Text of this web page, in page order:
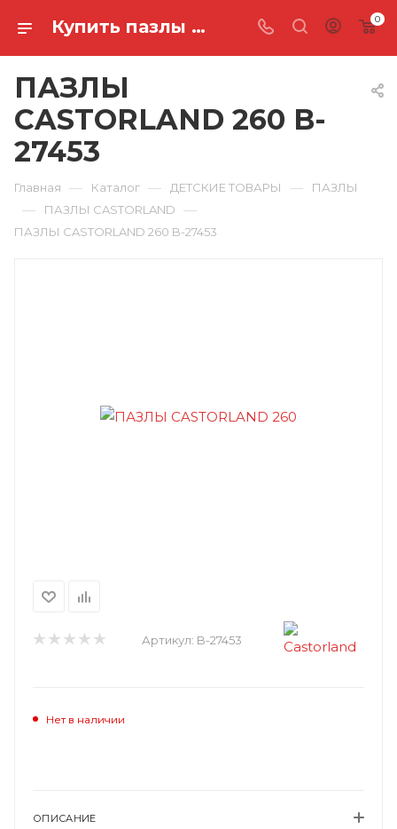
Купить пазлы castorland 260 B-27453 в Ростове-на-Дону 0
ПАЗЛЫ
CASTORLAND 260 B-
27453
Главная — Каталог — ДЕТСКИЕ ТОВАРЫ — ПАЗЛЫ
— ПАЗЛЫ CASTORLAND —
ПАЗЛЫ CASTORLAND 260 B-27453
Артикул: B-27453
Нет в наличии
ОПИСАНИЕ